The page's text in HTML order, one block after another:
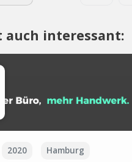
auch interessant:
2020 Hamburg